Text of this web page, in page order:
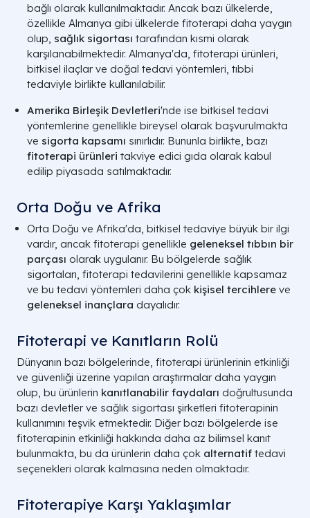
bağlı olarak kullanılmaktadır. Ancak bazı ülkelerde,
özellikle Almanya gibi ülkelerde fitoterapi daha yaygın
olup, sağlık sigortası tarafından kısmi olarak
karşılanabilmektedir. Almanya'da, fitoterapi ürünleri,
bitkisel ilaçlar ve doğal tedavi yöntemleri, tıbbi
tedaviyle birlikte kullanılabilir.
Amerika Birleşik Devletleri'nde ise bitkisel tedavi
yöntemlerine genellikle bireysel olarak başvurulmakta
ve sigorta kapsamı sınırlıdır. Bununla birlikte, bazı
fitoterapi ürünleri takviye edici gıda olarak kabul
edilip piyasada satılmaktadır.
Orta Doğu ve Afrika
Orta Doğu ve Afrika'da, bitkisel tedaviye büyük bir ilgi
vardır, ancak fitoterapi genellikle geleneksel tıbbın bir
parçası olarak uygulanır. Bu bölgelerde sağlık
sigortaları, fitoterapi tedavilerini genellikle kapsamaz
ve bu tedavi yöntemleri daha çok kişisel tercihlere ve
geleneksel inançlara dayalıdır.
Fitoterapi ve Kanıtların Rolü
Dünyanın bazı bölgelerinde, fitoterapi ürünlerinin etkinliği
ve güvenliği üzerine yapılan araştırmalar daha yaygın
olup, bu ürünlerin kanıtlanabilir faydaları doğrultusunda
bazı devletler ve sağlık sigortası şirketleri fitoterapinin
kullanımını teşvik etmektedir. Diğer bazı bölgelerde ise
fitoterapinin etkinliği hakkında daha az bilimsel kanıt
bulunmakta, bu da ürünlerin daha çok alternatif tedavi
seçenekleri olarak kalmasına neden olmaktadır.
Fitoterapiye Karşı Yaklaşımlar